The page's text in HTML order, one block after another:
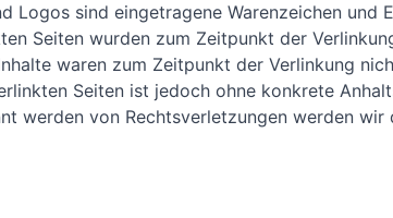
Logos sind eingetragene Warenzeichen und
Seiten wurden zum Zeitpunkt der
waren zum Zeitpunkt der Verlinkung
Seiten ist jedoch ohne konkrete
werden von Rechtsverletzungen werden